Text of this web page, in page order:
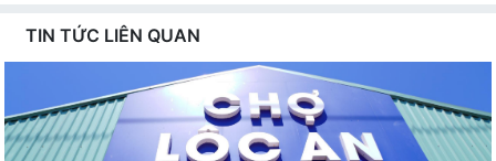
TIN TỨC LIÊN QUAN